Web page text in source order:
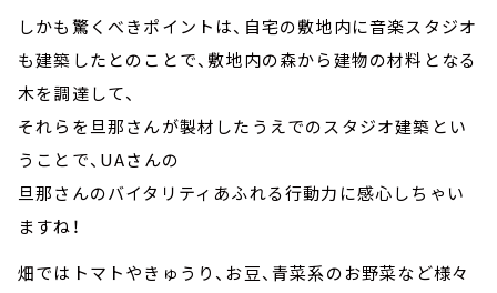
しかも驚くべきポイントは、自宅の敷地内に音楽スタジオ
も建築したとのことで、敷地内の森から建物の材料となる
木を調達して、
それらを旦那さんが製材したうえでのスタジオ建築とい
うことで、UAさんの
旦那さんのバイタリティあふれる行動力に感心しちゃい
ますね！
畑ではトマトやきゅうり、お豆、青菜系のお野菜など様々